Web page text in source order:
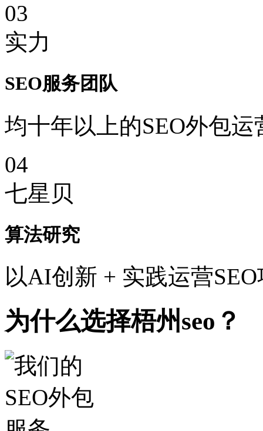
03
实力
SEO服务团队
均十年以上的SEO外包运
04
七星贝
算法研究
以AI创新 + 实践运营
为什么选择梧州seo？